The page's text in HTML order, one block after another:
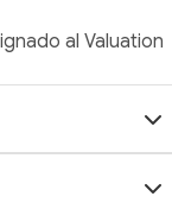
al Valuation